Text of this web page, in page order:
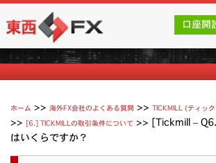
東西FX｜海外FX会社（ブローカー）
口座開
Tickmill (ティックミル) よ
ホーム >>海外FX会社のよくある質問 >>TICKMILL (ティッ
>> [6.] TICKMILLの取引条件について >> [Tickmill –
はいくらですか？